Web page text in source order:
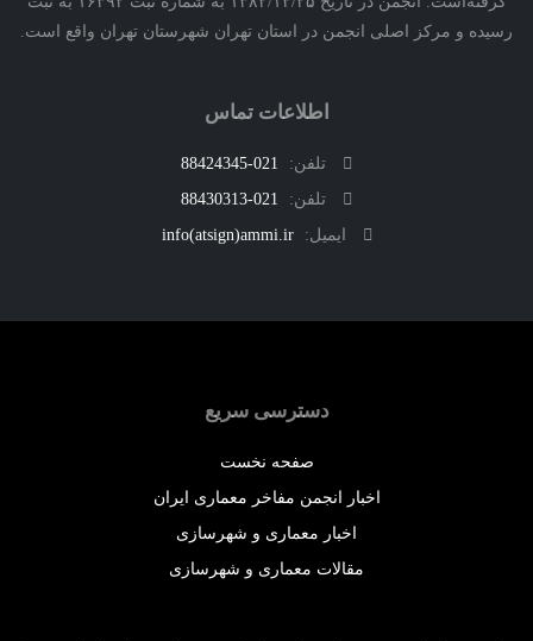
و مرکز اصلی انجمن در استان تهران شهرستان تهران واقع است.
اطلاعات تماس
تلفن:
021-88424345
تلفن:
021-88430313
ایمیل:
info(atsign)ammi.ir
دسترسی سریع
صفحه نخست
اخبار انجمن مفاخر معماری ایران
اخبار معماری و شهرسازی
مقالات معماری و شهرسازی